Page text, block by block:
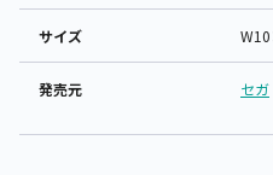
サイズ
発売元 セガ